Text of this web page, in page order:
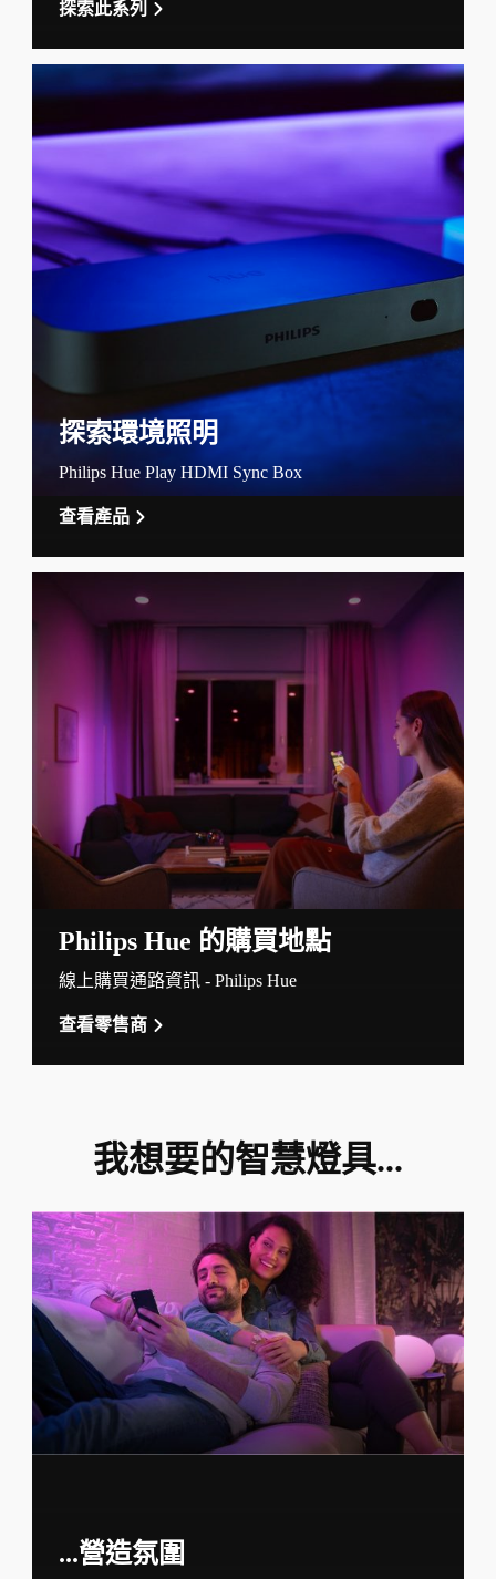
探索此系列
探索環境照明
Philips Hue Play HDMI Sync Box
查看產品
Philips Hue 的購買地點
線上購買通路資訊 - Philips Hue
查看零售商
我想要的智慧燈具...
...營造氛圍